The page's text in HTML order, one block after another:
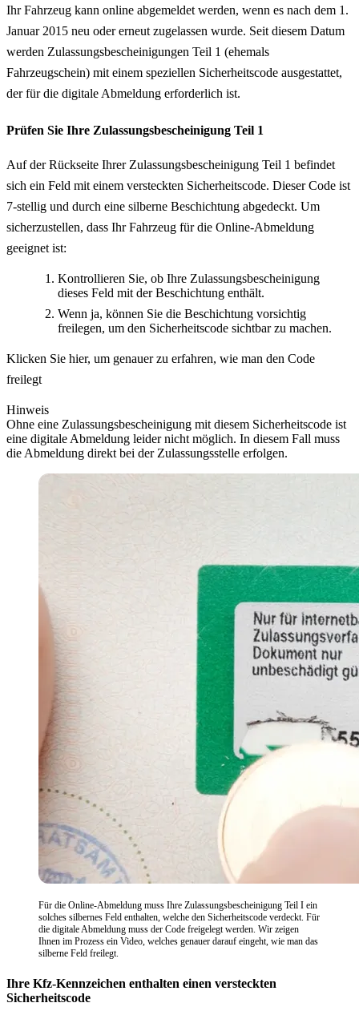
Ihr Fahrzeug kann online abgemeldet werden, wenn es nach dem 1.
Januar 2015 neu oder erneut zugelassen wurde. Seit diesem Datum
werden Zulassungsbescheinigungen Teil 1 (ehemals
Fahrzeugschein) mit einem speziellen Sicherheitscode ausgestattet,
der für die digitale Abmeldung erforderlich ist.
Prüfen Sie Ihre Zulassungsbescheinigung Teil 1
Auf der Rückseite Ihrer Zulassungsbescheinigung Teil 1 befindet
sich ein Feld mit einem versteckten Sicherheitscode. Dieser Code ist
7-stellig und durch eine silberne Beschichtung abgedeckt. Um
sicherzustellen, dass Ihr Fahrzeug für die Online-Abmeldung
geeignet ist:
Kontrollieren Sie, ob Ihre Zulassungsbescheinigung
dieses Feld mit der Beschichtung enthält.
Wenn ja, können Sie die Beschichtung vorsichtig
freilegen, um den Sicherheitscode sichtbar zu machen.
Klicken Sie hier, um genauer zu erfahren, wie man den Code
freilegt
Hinweis
Ohne eine Zulassungsbescheinigung mit diesem Sicherheitscode ist
eine digitale Abmeldung leider nicht möglich. In diesem Fall muss
die Abmeldung direkt bei der Zulassungsstelle erfolgen.
Für die Online-Abmeldung muss Ihre Zulassungsbescheinigung Teil I ein
solches silbernes Feld enthalten, welche den Sicherheitscode verdeckt. Für
die digitale Abmeldung muss der Code freigelegt werden. Wir zeigen
Ihnen im Prozess ein Video, welches genauer darauf eingeht, wie man das
silberne Feld freilegt.
Ihre Kfz-Kennzeichen enthalten einen versteckten
Sicherheitscode